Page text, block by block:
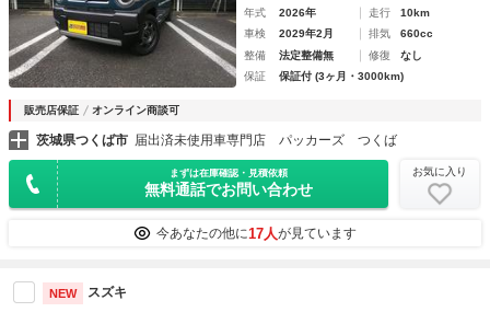
年式 2026年 走行
10km
車検
2029年2月 排気
660cc
整備
法定整備無 修復
なし
保証
保証付 (3ヶ月・3000km)
販売店保証 オンライン商談可
茨城県つくば市 届出済未使用車専門店 パッカーズ つくば
まずは在庫確認・見積依頼
無料通話でお問い合わせ
お気に入り
今あなたの他に17人が見ています
NEW スズキ